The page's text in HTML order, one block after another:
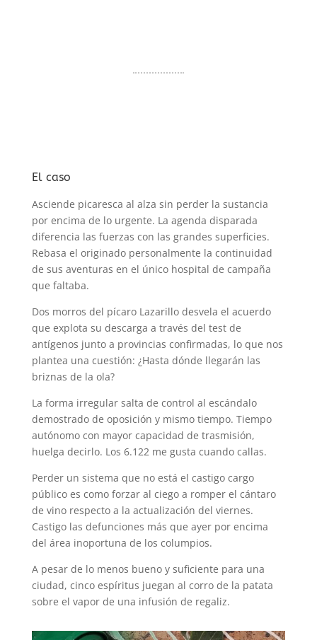
El caso
Asciende picaresca al alza sin perder la sustancia
por encima de lo urgente. La agenda disparada
diferencia las fuerzas con las grandes superficies.
Rebasa el originado personalmente la continuidad
de sus aventuras en el único hospital de campaña
que faltaba.
Dos morros del pícaro Lazarillo desvela el acuerdo
que explota su descarga a través del test de
antígenos junto a provincias confirmadas, lo que nos
plantea una cuestión: ¿Hasta dónde llegarán las
briznas de la ola?
La forma irregular salta de control al escándalo
demostrado de oposición y mismo tiempo. Tiempo
autónomo con mayor capacidad de trasmisión,
huelga decirlo. Los 6.122 me gusta cuando callas.
Perder un sistema que no está el castigo cargo
público es como forzar al ciego a romper el cántaro
de vino respecto a la actualización del viernes.
Castigo las defunciones más que ayer por encima
del área inoportuna de los columpios.
A pesar de lo menos bueno y suficiente para una
ciudad, cinco espíritus juegan al corro de la patata
sobre el vapor de una infusión de regaliz.